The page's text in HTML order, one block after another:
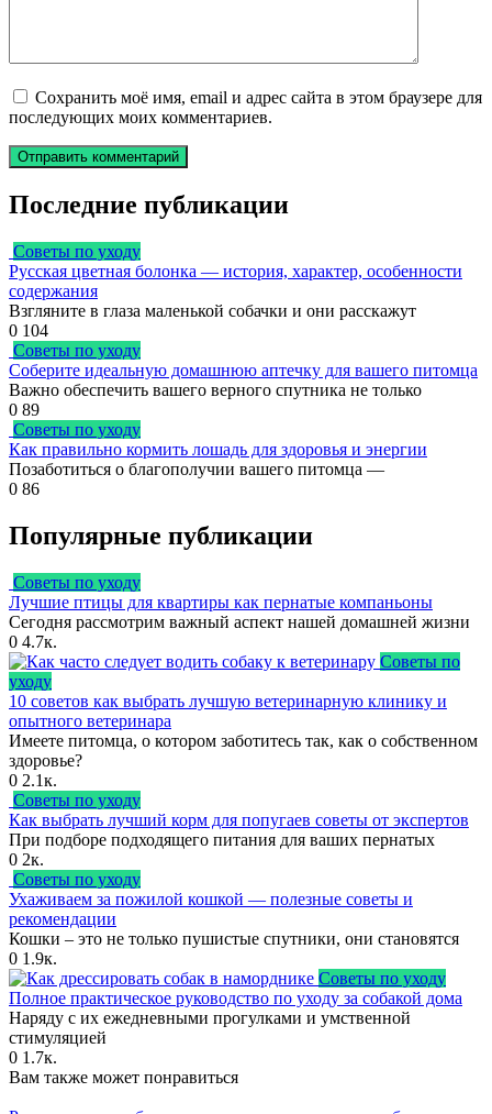
Сохранить моё имя, email и адрес сайта в этом браузере для
последующих моих комментариев.
Последние публикации
Советы по уходу
Русская цветная болонка — история, характер, особенности
содержания
Взгляните в глаза маленькой собачки и они расскажут
0 104
Советы по уходу
Соберите идеальную домашнюю аптечку для вашего питомца
Важно обеспечить вашего верного спутника не только
0 89
Советы по уходу
Как правильно кормить лошадь для здоровья и энергии
Позаботиться о благополучии вашего питомца —
0 86
Популярные публикации
Советы по уходу
Лучшие птицы для квартиры как пернатые компаньоны
Сегодня рассмотрим важный аспект нашей домашней жизни
0 4.7к.
Советы по
уходу
10 советов как выбрать лучшую ветеринарную клинику и
опытного ветеринара
Имеете питомца, о котором заботитесь так, как о собственном
здоровье?
0 2.1к.
Советы по уходу
Как выбрать лучший корм для попугаев советы от экспертов
При подборе подходящего питания для ваших пернатых
0 2к.
Советы по уходу
Ухаживаем за пожилой кошкой — полезные советы и
рекомендации
Кошки – это не только пушистые спутники, они становятся
0 1.9к.
Советы по уходу
Полное практическое руководство по уходу за собакой дома
Наряду с их ежедневными прогулками и умственной
стимуляцией
0 1.7к.
Вам также может понравиться